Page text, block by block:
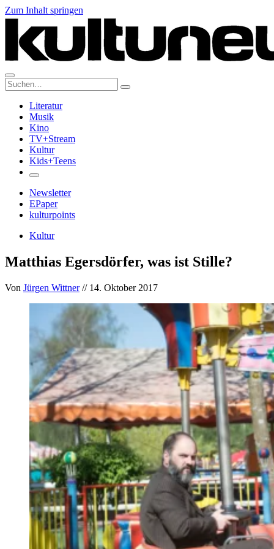
Zum Inhalt springen
Suche:
Literatur
Musik
Kino
TV+Stream
Kultur
Kids+Teens
Newsletter
EPaper
kulturpoints
Kultur
Matthias Egersdörfer, was ist Stille?
Von Jürgen Wittner// 14. Oktober 2017